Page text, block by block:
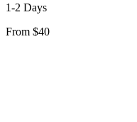
1-2 Days
From $40